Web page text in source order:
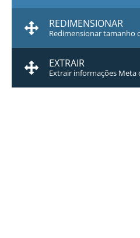
REDIMENSIONAR
Redimensionar tamanho
EXTRAIR
Extrair informações Meta